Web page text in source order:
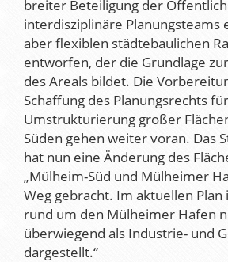
breiter Beteiligung der
interdisziplinäre Planungsteams
aber flexiblen städtebaulichen
entworfen, der die Grundlage
des Areals bildet. Die
Schaffung des Planungsrechts
Umstrukturierung großer
Süden gehen weiter voran. Das
hat nun eine Änderung des
„Mülheim-Süd und Mülheimer
Weg gebracht. Im aktuellen Plan
rund um den Mülheimer Hafen
überwiegend als Industrie- und
dargestellt.“